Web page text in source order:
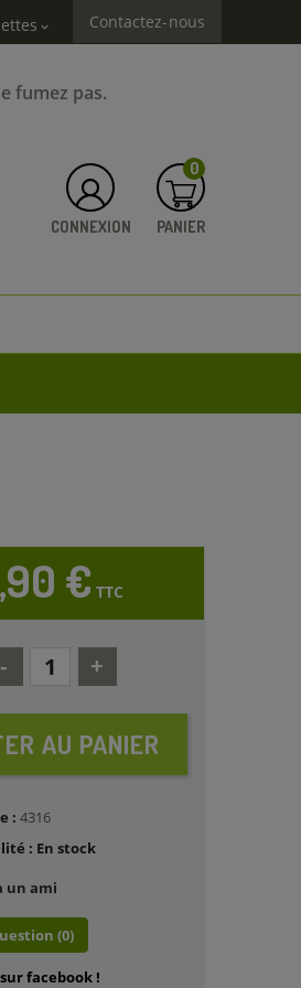
expand_more Contactez-nous
fumez pas.
CONNEXION PANIER
0
€ TTC
AU PANIER
: 4316
: En stock
un ami
(0)
facebook !